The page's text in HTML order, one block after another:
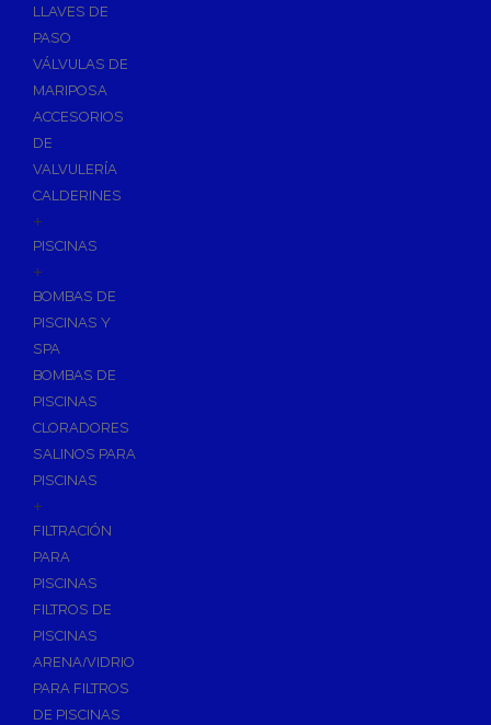
LLAVES DE
PASO
VÁLVULAS DE
MARIPOSA
ACCESORIOS
DE
VALVULERÍA
CALDERINES
+
PISCINAS
+
BOMBAS DE
PISCINAS Y
SPA
BOMBAS DE
PISCINAS
CLORADORES
SALINOS PARA
PISCINAS
+
FILTRACIÓN
PARA
PISCINAS
FILTROS DE
PISCINAS
ARENA/VIDRIO
PARA FILTROS
DE PISCINAS